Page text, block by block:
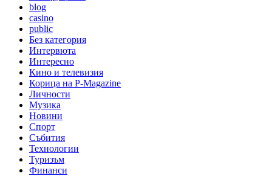
blog
casino
public
Без категория
Интервюта
Интересно
Кино и телевизия
Корица на P-Magazine
Личности
Музика
Новини
Спорт
Събития
Технологии
Туризъм
Финанси